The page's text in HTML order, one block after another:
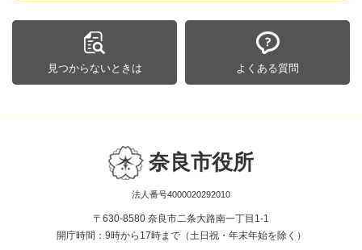
見つからないときは よくある質問
奈良市役所
法人番号4000020292010
〒630-8580 奈良市二条大路南一丁目1-1
開庁時間：9時から17時まで（土日祝・年末年始を除く）